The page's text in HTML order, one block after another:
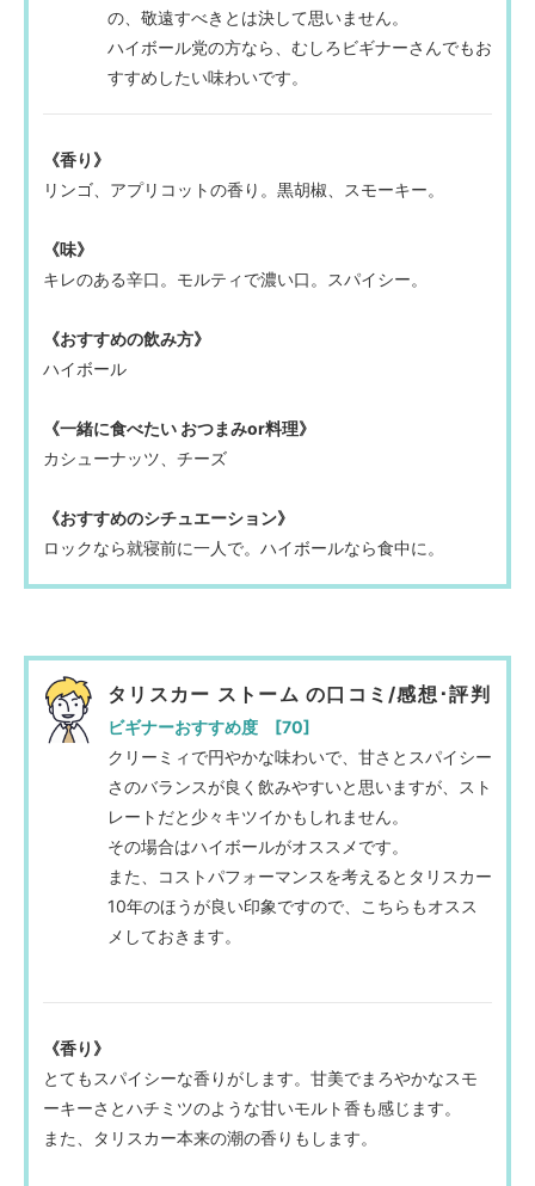
の、敬遠すべきとは決して思いません。
ハイボール党の方なら、むしろビギナーさんでもお
すすめしたい味わいです。
《香り》
リンゴ、アプリコットの香り。黒胡椒、スモーキー。
《味》
キレのある辛口。モルティで濃い口。スパイシー。
《おすすめの飲み方》
ハイボール
《一緒に食べたい おつまみor料理》
カシューナッツ、チーズ
《おすすめのシチュエーション》
ロックなら就寝前に一人で。ハイボールなら食中に。
タリスカー ストーム の口コミ/感想･評判
ビギナーおすすめ度 [70]
クリーミィで円やかな味わいで、甘さとスパイシー
さのバランスが良く飲みやすいと思いますが、スト
レートだと少々キツイかもしれません。
その場合はハイボールがオススメです。
また、コストパフォーマンスを考えるとタリスカー
10年のほうが良い印象ですので、こちらもオスス
メしておきます。
《香り》
とてもスパイシーな香りがします。甘美でまろやかなスモ
ーキーさとハチミツのような甘いモルト香も感じます。
また、タリスカー本来の潮の香りもします。